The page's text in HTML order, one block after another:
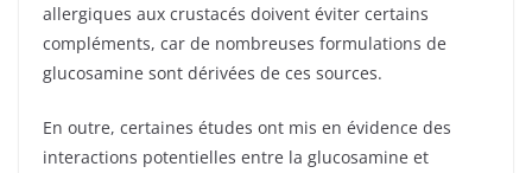
allergiques aux crustacés doivent éviter certains
compléments, car de nombreuses formulations de
glucosamine sont dérivées de ces sources.
En outre, certaines études ont mis en évidence des
interactions potentielles entre la glucosamine et